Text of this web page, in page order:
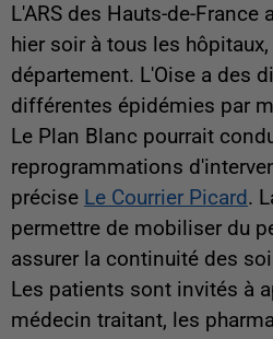
L'ARS des Hauts-de-
hier soir à tous les
département. L'Oise a des
différentes épidémies par
Le Plan Blanc pourrait
reprogrammations
précise Le Courrier Picard.
permettre de mobiliser du
assurer la continuité des
Les patients sont invités à
médecin traitant, les